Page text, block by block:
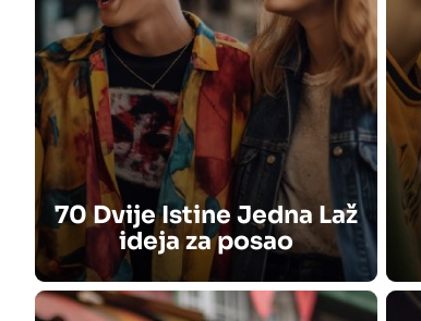
70 Dvije Istine Jedna Laž
ideja za posao